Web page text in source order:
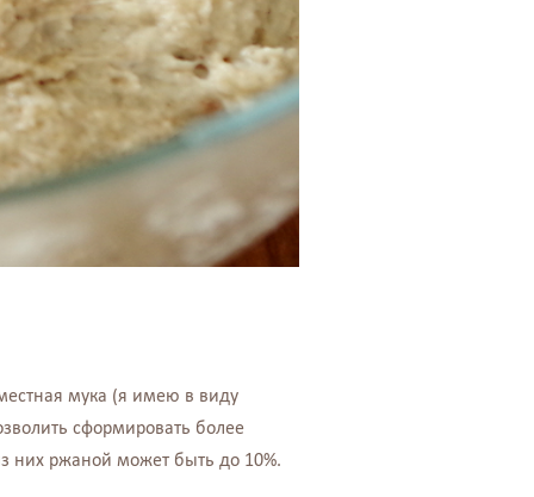
мука (я имею в виду
сформировать более
них ржаной может быть до 10%.